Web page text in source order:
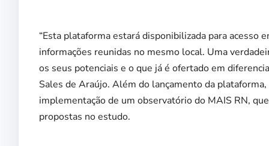
“Esta plataforma estará disponibilizada para
informações reunidas no mesmo local. Uma
os seus potenciais e o que já é ofertado em
Sales de Araújo. Além do lançamento da
implementação de um observatório do MAIS RN,
propostas no estudo.